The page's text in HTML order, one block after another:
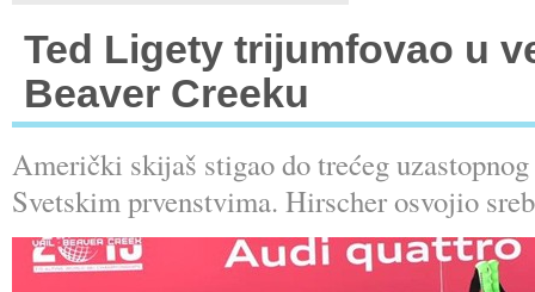
Ted Ligety trijumfovao u
Beaver Creeku
Američki skijaš stigao do trećeg
Svetskim prvenstvima. Hirscher osvojio